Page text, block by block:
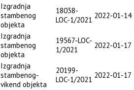
Izgradnja
stambenog
objekta
18038-
LOC-1/2021 2022-01-14
Izgradnja
stambenog
objekta
19567-LOC-
1/2021
2022-01-17
Izgradnja
stambenog-
vikend objekta
20199-
LOC-1/2021 2022-01-17